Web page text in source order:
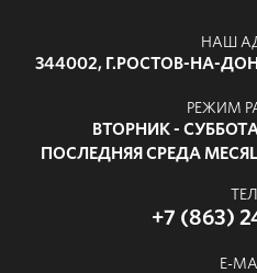
НАШ
344002, Г.РОСТОВ-НА-
РЕЖИМ
ВТОРНИК -
ПОСЛЕДНЯЯ СРЕДА
+7 (863)
E-